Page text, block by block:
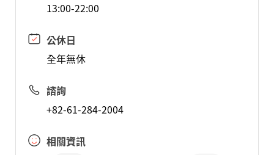
13:00-22:00
公休日
全年無休
諮詢
+82-61-284-2004
相關資訊